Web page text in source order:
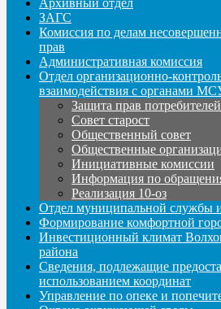
ЗАГС
Комиссия по делам
прав
Административная комиссия
Отдел организационно-
взаимодействия с органами
Защита прав потребителей
Совет старост
Общественный совет
Общественные
Инициативные комиссии
Информация по
Реализация 10-оз
Отдел муниципальной службы
Формирование комфортной
Инвестиционный климат
района
Сведения, подлежащие
использованием координат
Управление по опеке и